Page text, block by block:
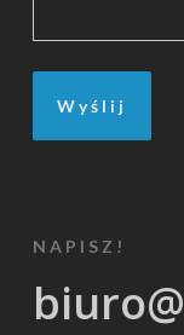
NAPISZ!